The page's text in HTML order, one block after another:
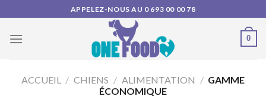
to
content
APPELEZ-NOUS AU 0 693 00 00 78
0
ACCUEIL / CHIENS / ALIMENTATION / GAMME
ÉCONOMIQUE